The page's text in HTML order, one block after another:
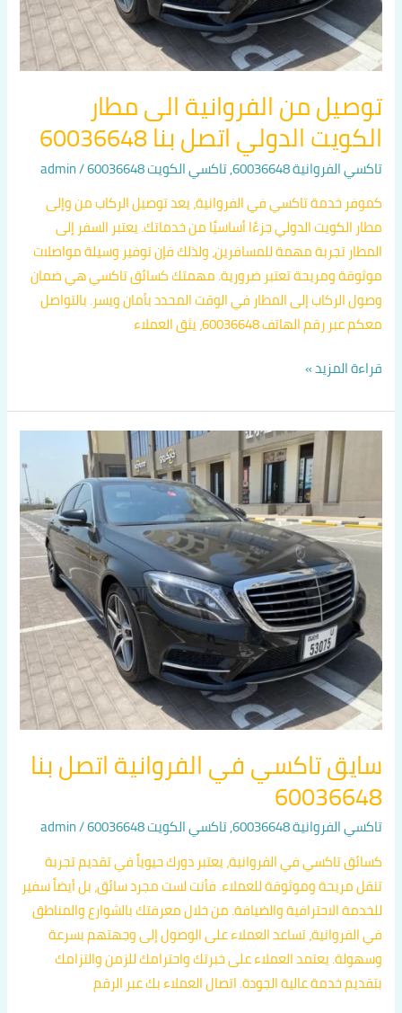
توصيل من الفروانية الى مطار
الكويت الدولي اتصل بنا 60036648
تاكسي الفروانية 60036648 ,تاكسي الكويت 60036648 /
admin
كموفر خدمة تاكسي في الفروانية، يعد توصيل الركاب من وإلى
مطار الكويت الدولي جزءًا أساسيًا من خدماتك. يعتبر السفر إلى
المطار تجربة مهمة للمسافرين، ولذلك فإن توفير وسيلة مواصلات
موثوقة ومريحة تعتبر ضرورية. مهمتك كسائق تاكسي هي ضمان
وصول الركاب إلى المطار في الوقت المحدد بأمان ويسر. بالتواصل
معكم عبر رقم الهاتف 60036648، يثق العملاء
قراءة المزيد »
سايق تاكسي في الفروانية اتصل بنا
60036648
تاكسي الفروانية 60036648 ,تاكسي الكويت 60036648 /
admin
كسائق تاكسي في الفروانية، يعتبر دورك حيوياً في تقديم تجربة
تنقل مريحة وموثوقة للعملاء. فأنت لست مجرد سائق، بل أيضاً سفير
للخدمة الاحترافية والضيافة. من خلال معرفتك بالشوارع والمناطق
في الفروانية، تساعد العملاء على الوصول إلى وجهتهم بسرعة
وسهولة. يعتمد العملاء على خبرتك واحترامك للزمن والتزامك
بتقديم خدمة عالية الجودة. اتصال العملاء بك عبر الرقم
الفروانية
اتصل
60036648